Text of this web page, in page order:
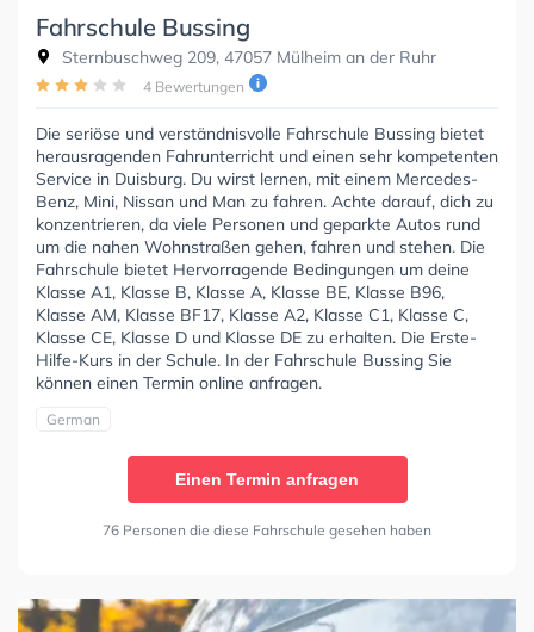
Fahrschule Bussing
Sternbuschweg 209, 47057 Mülheim an der Ruhr
4 Bewertungen
Die seriöse und verständnisvolle Fahrschule Bussing bietet
herausragenden Fahrunterricht und einen sehr kompetenten
Service in Duisburg. Du wirst lernen, mit einem Mercedes-
Benz, Mini, Nissan und Man zu fahren. Achte darauf, dich zu
konzentrieren, da viele Personen und geparkte Autos rund
um die nahen Wohnstraßen gehen, fahren und stehen. Die
Fahrschule bietet Hervorragende Bedingungen um deine
Klasse A1, Klasse B, Klasse A, Klasse BE, Klasse B96,
Klasse AM, Klasse BF17, Klasse A2, Klasse C1, Klasse C,
Klasse CE, Klasse D und Klasse DE zu erhalten. Die Erste-
Hilfe-Kurs in der Schule. In der Fahrschule Bussing Sie
können einen Termin online anfragen.
German
Einen Termin anfragen
76 Personen die diese Fahrschule gesehen haben